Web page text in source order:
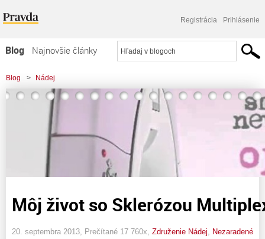
Registrácia Prihlásenie
Blog
Najnovšie články
Najčítanejšie články
Najkomentovanejšie články
Zoznam blogov
Komerčné blogy
Blog > Nádej
Môj život so Sklerózou
20. septembra 2013, Prečítané 17 760x, Združenie Nádej Nezaradené